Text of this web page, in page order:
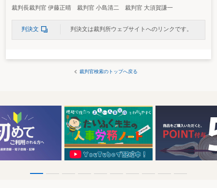
裁判長裁判官 伊藤正晴 裁判官 小島清二 裁判官 大須賀謙一
判決文 判決文は裁判所ウェブサイトへのリンクです。
裁判官検索のトップへ戻る